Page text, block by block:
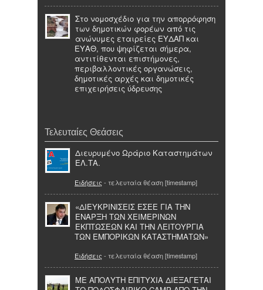
Στο νομοσχέδιο για την απορρόφηση
των δημοτικών φορέων από τις
ανώνυμες εταιρείες ΕΥΔΑΠ και
ΕΥΑΘ, που ψηφίζεται σήμερα,
αντιτίθενται επιστήμονες,
περιβαλλοντικές οργανώσεις,
δημοτικές αρχές και δημοτικές
επιχειρήσεις ύδρευσης
Τελευταίες Θεάσεις
Διευρυμένο Ωράριο Καταστημάτων
ΕΛ.ΤΑ.
Ειδήσεις - τελευταία θέαση [timestamp]
«ΔΙΕΥΚΡΙΝΙΣΕΙΣ ΕΣΕΕ ΓΙΑ ΤΗΝ
ΕΝΑΡΞΗ ΤΩΝ ΧΕΙΜΕΡΙΝΩΝ
ΕΚΠΤΩΣΕΩΝ ΚΑΙ ΤΗΝ ΛΕΙΤΟΥΡΓΙΑ
ΤΩΝ ΕΜΠΟΡΙΚΩΝ ΚΑΤΑΣΤΗΜΑΤΩΝ»
Ειδήσεις - τελευταία θέαση [timestamp]
ΜΕ ΑΠΟΛΥΤΗ ΕΠΙΤΥΧΙΑ ΔΙΕΞΑΓΕΤΑΙ